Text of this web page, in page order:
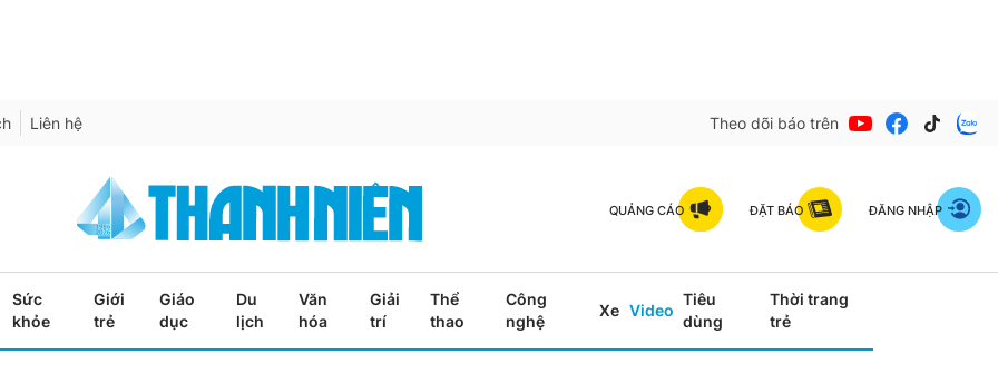
Liên hệ Theo dõi báo trên
QUẢNG CÁO ĐẶT BÁO ĐĂNG NHẬP
Sức
khỏe
Giới
trẻ
Giáo
dục
Du
lịch
Văn
hóa
Giải
trí
Thể
thao
Công
nghệ
Xe Video
Tiêu
dùng
Thời trang
trẻ